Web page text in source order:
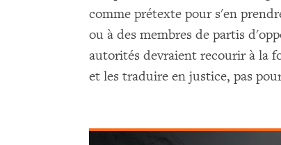
comme prétexte pour s'en
ou à des membres de partis
autorités devraient recourir à la
et les traduire en justice, pas